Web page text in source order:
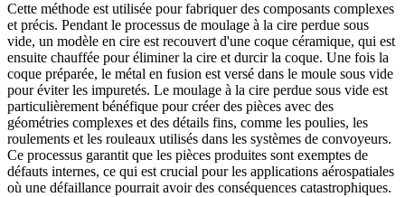
Cette méthode est utilisée pour fabriquer des composants complexes
et précis. Pendant le processus de moulage à la cire perdue sous
vide, un modèle en cire est recouvert d'une coque céramique, qui est
ensuite chauffée pour éliminer la cire et durcir la coque. Une fois la
coque préparée, le métal en fusion est versé dans le moule sous vide
pour éviter les impuretés. Le moulage à la cire perdue sous vide est
particulièrement bénéfique pour créer des pièces avec des
géométries complexes et des détails fins, comme les poulies, les
roulements et les rouleaux utilisés dans les systèmes de convoyeurs.
Ce processus garantit que les pièces produites sont exemptes de
défauts internes, ce qui est crucial pour les applications aérospatiales
où une défaillance pourrait avoir des conséquences catastrophiques.